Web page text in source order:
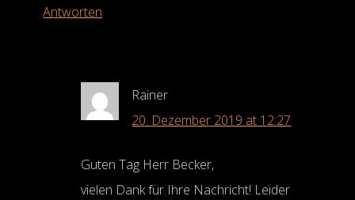
Antworten
Rainer
20. Dezember 2019 at 12:27
Guten Tag Herr Becker,
vielen Dank für Ihre Nachricht! Leider